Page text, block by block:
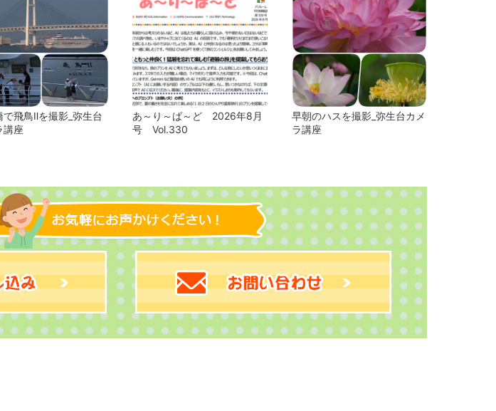
で飛鳥Ⅱを撮影_弥生台
講座
あ～り～ば～ど 2026年8月
号 Vol.330
早朝のハスを撮影_弥生台カメ
ラ講座